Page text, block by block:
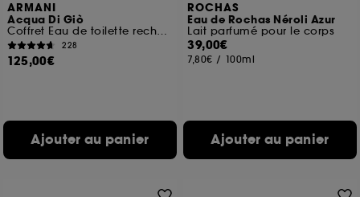
ARMANI
Acqua Di Giò
Coffret Eau de toilette rechargeable pour homme
228
125,00€
Ajouter au panier
ROCHAS
Eau de Rochas Néroli Azur
Lait parfumé pour le corps
39,00€
7,80€ / 100ml
Ajouter au panier